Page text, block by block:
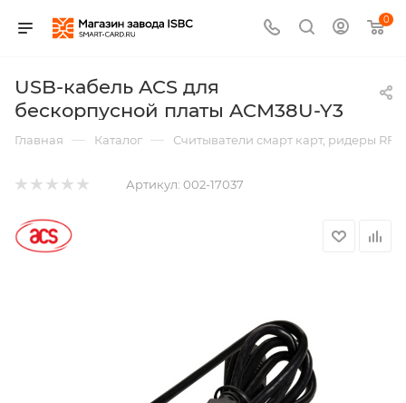
0
USB-кабель ACS для
бескорпусной платы ACM38U-Y3
Главная — Каталог — Считыватели смарт карт, ридеры
Артикул: 002-17037